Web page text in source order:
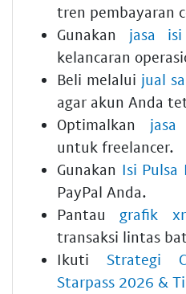
tren pembayaran
Gunakan jasa
kelancaran
Beli melalui jual
agar akun Anda
Optimalkan jasa
untuk freelancer.
Gunakan Isi Pulsa
PayPal Anda.
Pantau grafik
transaksi lintas
Ikuti Strategi
Starpass 2026 &